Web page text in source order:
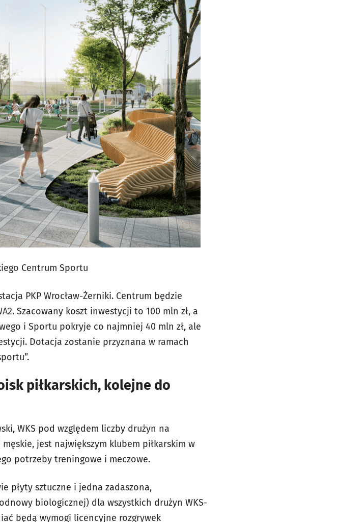
Centrum Sportu
PKP Wrocław-Żerniki. Centrum będzie
Szacowany koszt inwestycji to 100 mln zł, a
i Sportu pokryje co najmniej 40 mln zł, ale
Dotacja zostanie przyznana w ramach
piłkarskich, kolejne do
WKS pod względem liczby drużyn na
jest największym klubem piłkarskim w
potrzeby treningowe i meczowe.
płyty sztuczne i jedna zadaszona,
biologicznej) dla wszystkich drużyn WKS-
będą wymogi licencyjne rozgrywek